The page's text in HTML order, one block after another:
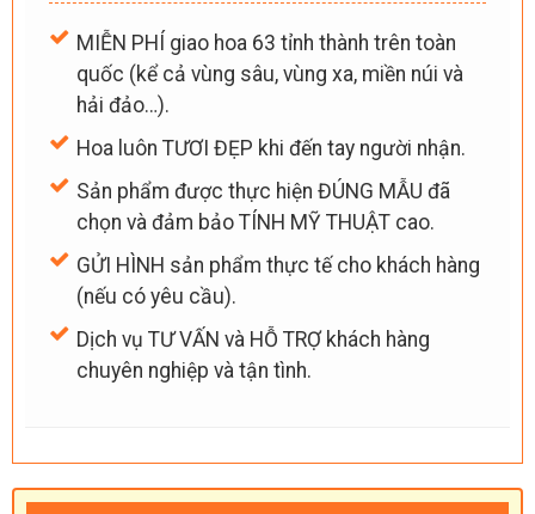
MIỄN PHÍ giao hoa 63 tỉnh thành trên toàn
quốc (kể cả vùng sâu, vùng xa, miền núi và
hải đảo…).
Hoa luôn TƯƠI ĐẸP khi đến tay người nhận.
Sản phẩm được thực hiện ĐÚNG MẪU đã
chọn và đảm bảo TÍNH MỸ THUẬT cao.
GỬI HÌNH sản phẩm thực tế cho khách hàng
(nếu có yêu cầu).
Dịch vụ TƯ VẤN và HỖ TRỢ khách hàng
chuyên nghiệp và tận tình.